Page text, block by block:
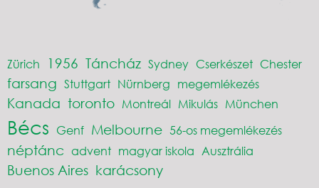
Zürich 1956 Táncház Sydney Cserkészet Chester
farsang Stuttgart Nürnberg megemlékezés
Kanada toronto Montreál Mikulás München
Bécs Genf Melbourne 56-os megemlékezés
néptánc advent magyar iskola Ausztrália
Buenos Aires karácsony